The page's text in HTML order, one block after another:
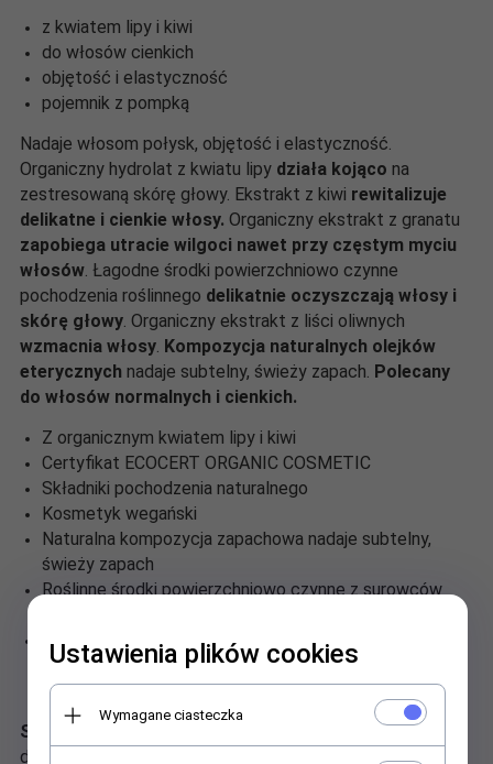
z kwiatem lipy i kiwi
do włosów cienkich
objętość i elastyczność
pojemnik z pompką
Nadaje włosom połysk, objętość i elastyczność.
Organiczny hydrolat z kwiatu lipy działa kojąco na
zestresowaną skórę głowy. Ekstrakt z kiwi rewitalizuje
delikatne i cienkie włosy. Organiczny ekstrakt z granatu
zapobiega utracie wilgoci nawet przy częstym myciu
włosów. Łagodne środki powierzchniowo czynne
pochodzenia roślinnego delikatnie oczyszczają włosy i
skórę głowy. Organiczny ekstrakt z liści oliwnych
wzmacnia włosy. Kompozycja naturalnych olejków
eterycznych nadaje subtelny, świeży zapach. Polecany
do włosów normalnych i cienkich.
Z organicznym kwiatem lipy i kiwi
Certyfikat ECOCERT ORGANIC COSMETIC
Składniki pochodzenia naturalnego
Kosmetyk wegański
Naturalna kompozycja zapachowa nadaje subtelny,
świeży zapach
Roślinne środki powierzchniowo czynne z surowców
Tuba PP wykonana z jednego materiału (mono-
materiałowa) zapewnia optymalny recykling i mniejsze
zużycie plastiku.
Stosowanie:
Nałożyć na mokre włosy i spienić
delikatnymi ruchami. Dokładnie spłukać wodą. W razie
Ustawienia plików cookies
Wymagane ciasteczka